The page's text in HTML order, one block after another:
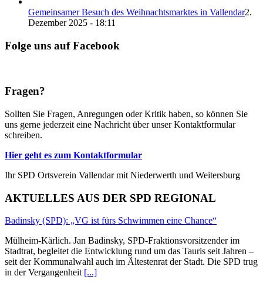
Gemeinsamer Besuch des Weihnachtsmarktes in Vallendar2.
Dezember 2025 - 18:11
Folge uns auf Facebook
Fragen?
Sollten Sie Fragen, Anregungen oder Kritik haben, so können Sie
uns gerne jederzeit eine Nachricht über unser Kontaktformular
schreiben.
Hier geht es zum Kontaktformular
Ihr SPD Ortsverein Vallendar mit Niederwerth und Weitersburg
AKTUELLES AUS DER SPD REGIONAL
Badinsky (SPD): „VG ist fürs Schwimmen eine Chance“
Mülheim-Kärlich. Jan Badinsky, SPD-Fraktionsvorsitzender im
Stadtrat, begleitet die Entwicklung rund um das Tauris seit Jahren –
seit der Kommunalwahl auch im Ältestenrat der Stadt. Die SPD trug
in der Vergangenheit [...]